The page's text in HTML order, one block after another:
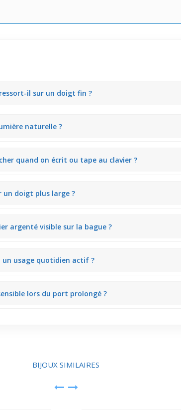
il sur un doigt fin ?
naturelle ?
quand on écrit ou tape au clavier ?
un doigt plus large ?
argenté visible sur la bague ?
usage quotidien actif ?
lors du port prolongé ?
BIJOUX SIMILAIRES